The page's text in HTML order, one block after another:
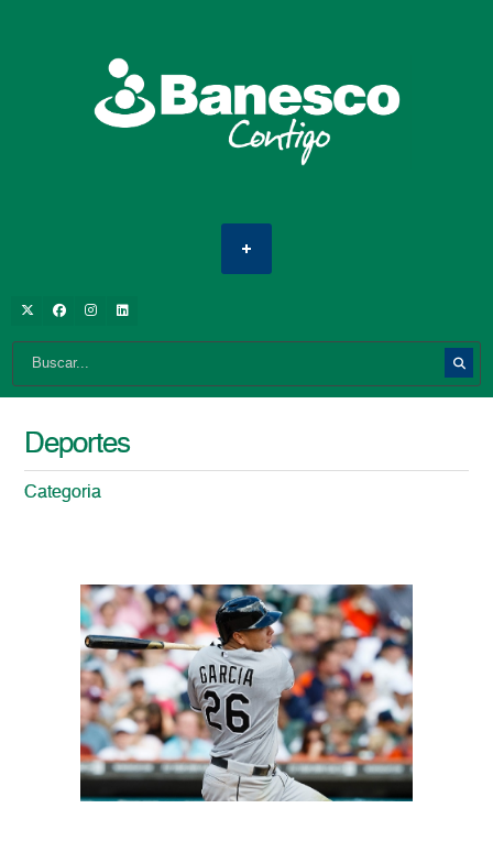
Deportes
Categoria